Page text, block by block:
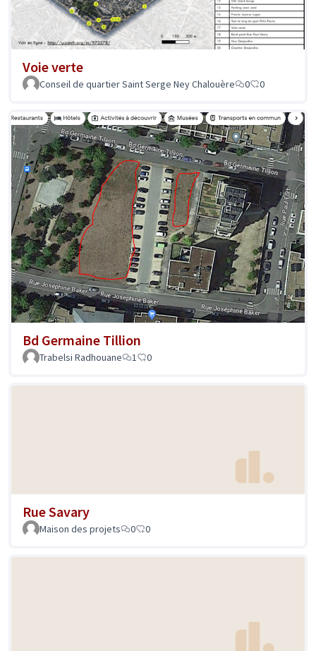
Voie verte
Conseil de quartier Saint Serge Ney Chalouère 0 0
Bd Germaine Tillion
Trabelsi Radhouane 1 0
Rue Savary
Maison des projets 0 0